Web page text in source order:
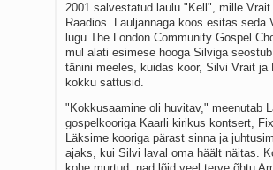
2001 salvestatud laulu "Kell", mille
Raadios. Lauljannaga koos esitas seda
lugu The London Community Gospel
mul alati esimese hooga Silviga
tänini meeles, kuidas koor, Silvi Vrait
kokku sattusid.
"Kokkusaamine oli huvitav," meenutab
gospelkooriga Kaarli kirikus kontsert,
Läksime kooriga pärast sinna ja
ajaks, kui Silvi laval oma häält näitas.